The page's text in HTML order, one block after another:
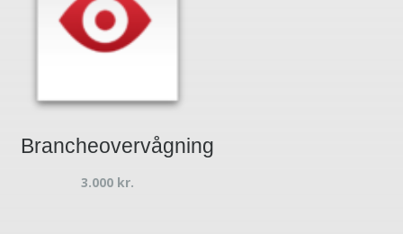
Brancheovervågning
3.000 kr.